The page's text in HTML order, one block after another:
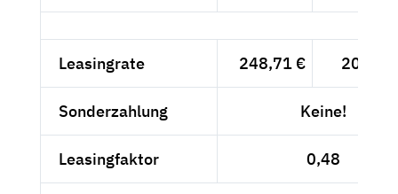
Leasingrate 248,71 € 209,--
Sonderzahlung Keine!
Leasingfaktor 0,48